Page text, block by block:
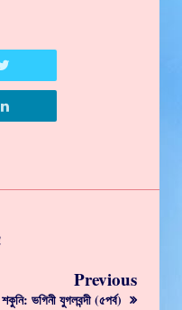
Previous
শকুনি: ভগিনী যুগলবন্দী (৫পর্ব)